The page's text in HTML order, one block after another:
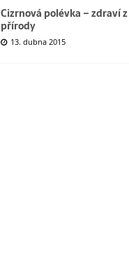
Cizrnová polévka – zdraví z
přírody
13. dubna 2015